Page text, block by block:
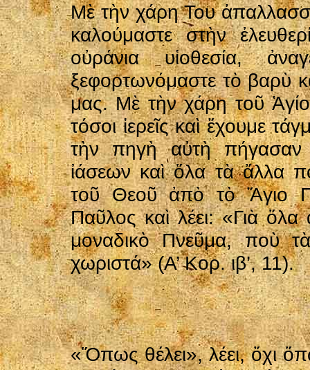
Μὲ τὴν χάρη Του
καλούμαστε στὴν
οὐράνια υἱοθεσία,
ξεφορτωνόμαστε τὸ βαρὺ
μας. Μὲ τὴν χάρη τοῦ
τόσοι ἱερεῖς καὶ ἔχουμε
τὴν πηγὴ αὐτὴ πήγασαν
ἰάσεων καὶ ὅλα τὰ ἄλλα
τοῦ Θεοῦ ἀπὸ τὸ Ἅγιο
Παῦλος καὶ λέει: «Γιὰ ὅλα
μοναδικὸ Πνεῦμα, ποὺ
χωριστά» (Α’ Κορ. ιβ’, 11).
«Ὅπως θέλει», λέει, ὄχι